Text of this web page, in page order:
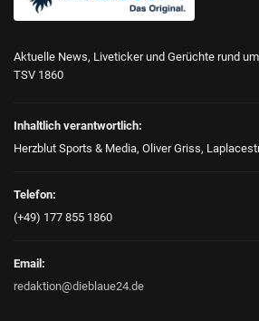
Aktuelle News, Liveticker und Gerüchte rund
TSV 1860
Inhaltlich verantwortlich:
Herzblut Sports & Media, Oliver Griss,
Telefon:
(+49) 177 855 1860
Email:
redaktion@dieblaue24.de